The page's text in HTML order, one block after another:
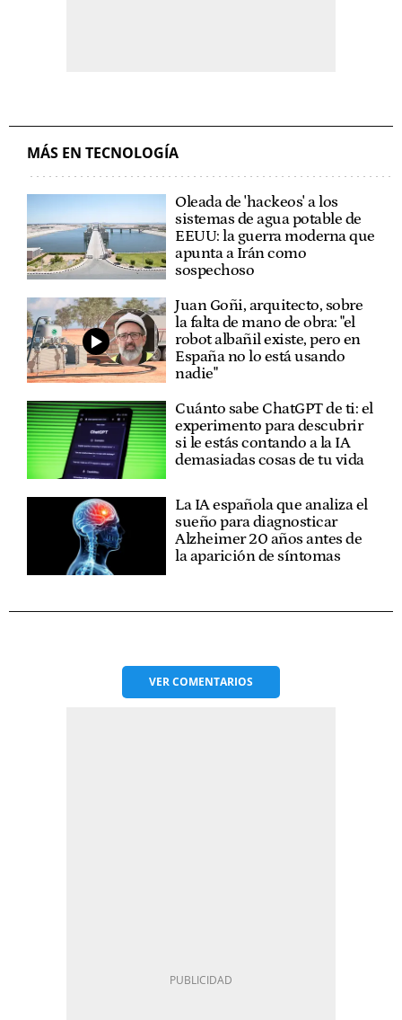
MÁS EN TECNOLOGÍA
Oleada de 'hackeos' a los
sistemas de agua potable de
EEUU: la guerra moderna que
apunta a Irán como
sospechoso
Juan Goñi, arquitecto, sobre
la falta de mano de obra: "el
robot albañil existe, pero en
España no lo está usando
nadie"
Cuánto sabe ChatGPT de ti: el
experimento para descubrir
si le estás contando a la IA
demasiadas cosas de tu vida
La IA española que analiza el
sueño para diagnosticar
Alzheimer 20 años antes de
la aparición de síntomas
VERCOMENTARIOS